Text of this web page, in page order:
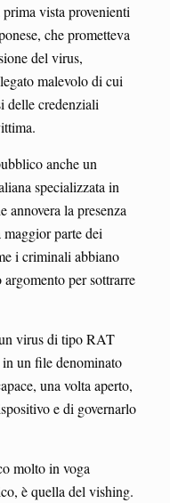
vista provenienti
che prometteva
del virus,
malevolo di cui
delle credenziali
anche un
specializzata in
annovera la presenza
parte dei
i criminali abbiano
per sottrarre
virus di tipo RAT
un file denominato
una volta aperto,
e di governarlo
molto in voga
è quella del vishing.